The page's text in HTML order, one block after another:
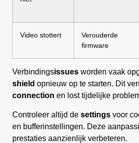
Video stottert
Verouderde
firmware
Verbindingsissues worden vaak
shield opnieuw op te starten. Dit
connection en lost tijdelijke
Controleer altijd de settings voor
en bufferinstellingen. Deze
prestaties aanzienlijk verbeteren.